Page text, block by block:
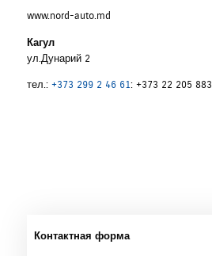
www.nord-auto.md
Кагул
ул.Дунарий 2
тел.: +373 299 2 46 61: +373 22 205 883
Контактная форма